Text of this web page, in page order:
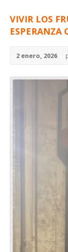
VIVIR LOS
ESPERANZA
2 enero, 2026